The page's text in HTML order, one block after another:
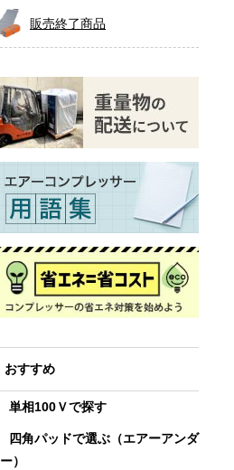
販売終了商品
おすすめ
単相100Ｖで探す
四角パッドで選ぶ（エアーアンダ
ー）